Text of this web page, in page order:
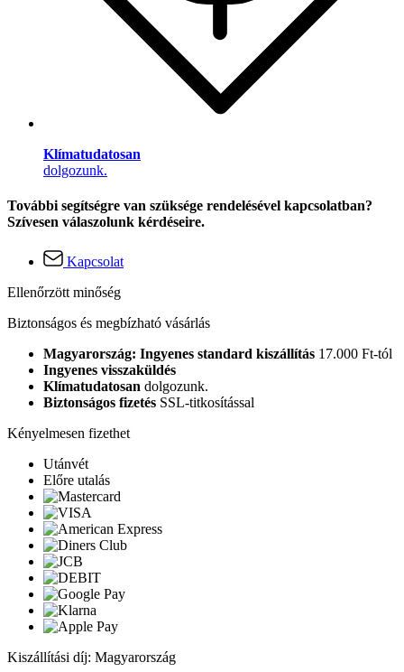
Klímatudatosan
dolgozunk.
További segítségre van szüksége rendelésével kapcsolatban?
Szívesen válaszolunk kérdéseire.
Kapcsolat
Ellenőrzött minőség
Biztonságos és megbízható vásárlás
Magyarország: Ingyenes standard kiszállítás 17.000 Ft-tól
Ingyenes visszaküldés
Klímatudatosan dolgozunk.
Biztonságos fizetés SSL-titkosítással
Kényelmesen fizethet
Utánvét
Előre utalás
Kiszállítási díj: Magyarország